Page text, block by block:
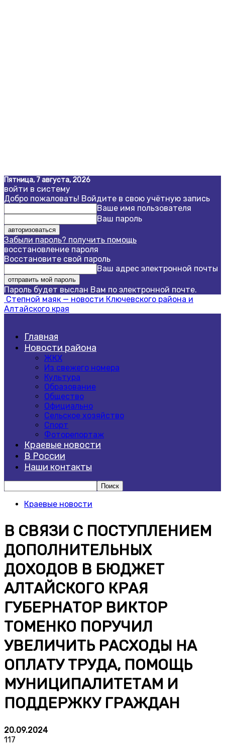
Пятница, 7 августа, 2026
войти в систему
Добро пожаловать! Войдите в свою учётную запись
Ваше имя пользователя
Ваш пароль
Забыли пароль? получить помощь
восстановление пароля
Восстановите свой пароль
Ваш адрес электронной почты
Пароль будет выслан Вам по электронной почте.
Степной маяк — новости Ключевского района и
Алтайского края
Главная
Новости района
ЖКХ
Из свежего номера
Культура
Образование
Общество
Официально
Сельское хозяйство
Спорт
Фоторепортаж
Краевые новости
В России
Наши контакты
Краевые новости
В СВЯЗИ С ПОСТУПЛЕНИЕМ
ДОПОЛНИТЕЛЬНЫХ
ДОХОДОВ В БЮДЖЕТ
АЛТАЙСКОГО КРАЯ
ГУБЕРНАТОР ВИКТОР
ТОМЕНКО ПОРУЧИЛ
УВЕЛИЧИТЬ РАСХОДЫ НА
ОПЛАТУ ТРУДА, ПОМОЩЬ
МУНИЦИПАЛИТЕТАМ И
ПОДДЕРЖКУ ГРАЖДАН
20.09.2024
117